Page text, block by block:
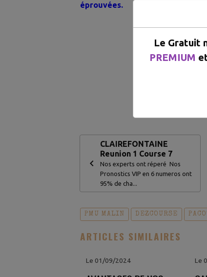
éprouvées.
Pour
CLAIREFONTAINE
Reunion 1 Course 7
Nos experts ont réperé Nos
Pronostics VIP en 6 numeros ont
95% de cha...
PMU MALIN DEZCOURSE
ARTICLES SIMILAIRES
Le 01/09/2024 Le
Le Gratuit
PREMIUM